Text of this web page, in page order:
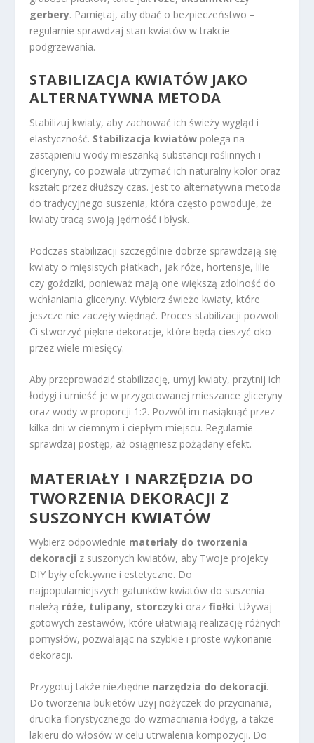
gerbery. Pamiętaj, aby dbać o bezpieczeństwo –
regularnie sprawdzaj stan kwiatów w trakcie
podgrzewania.
STABILIZACJA KWIATÓW JAKO
ALTERNATYWNA METODA
Stabilizuj kwiaty, aby zachować ich świeży wygląd i
elastyczność. Stabilizacja kwiatów polega na
zastąpieniu wody mieszanką substancji roślinnych i
gliceryny, co pozwala utrzymać ich naturalny kolor oraz
kształt przez dłuższy czas. Jest to alternatywna metoda
do tradycyjnego suszenia, która często powoduje, że
kwiaty tracą swoją jędrność i błysk.
Podczas stabilizacji szczególnie dobrze sprawdzają się
kwiaty o mięsistych płatkach, jak róże, hortensje, lilie
czy goździki, ponieważ mają one większą zdolność do
wchłaniania gliceryny. Wybierz świeże kwiaty, które
jeszcze nie zaczęły więdnąć. Proces stabilizacji pozwoli
Ci stworzyć piękne dekoracje, które będą cieszyć oko
przez wiele miesięcy.
Aby przeprowadzić stabilizację, umyj kwiaty, przytnij ich
łodygi i umieść je w przygotowanej mieszance gliceryny
oraz wody w proporcji 1:2. Pozwól im nasiąknąć przez
kilka dni w ciemnym i ciepłym miejscu. Regularnie
sprawdzaj postęp, aż osiągniesz pożądany efekt.
MATERIAŁY I NARZĘDZIA DO
TWORZENIA DEKORACJI Z
SUSZONYCH KWIATÓW
Wybierz odpowiednie materiały do tworzenia
dekoracji z suszonych kwiatów, aby Twoje projekty
DIY były efektywne i estetyczne. Do
najpopularniejszych gatunków kwiatów do suszenia
należą róże, tulipany, storczyki orazfiołki. Używaj
gotowych zestawów, które ułatwiają realizację różnych
pomysłów, pozwalając na szybkie i proste wykonanie
dekoracji.
Przygotuj także niezbędne narzędzia do dekoracji.
Do tworzenia bukietów użyj nożyczek do przycinania,
drucika florystycznego do wzmacniania łodyg, a także
lakieru do włosów w celu utrwalenia kompozycji. Do